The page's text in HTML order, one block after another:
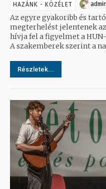
HAZÁNK - KÖZÉLET admin
Az egyre gyakoribb és
megterhelést jelentenek
hívja fel a figyelmet a
A szakemberek szerint a
Részletek...